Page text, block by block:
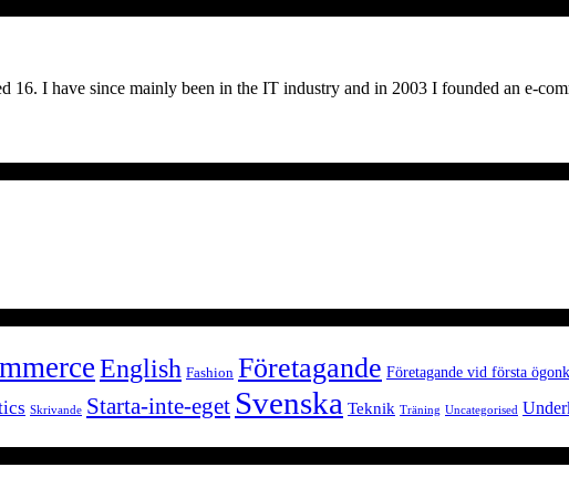
16. I have since mainly been in the IT industry and in 2003 I founded an e-
English Fashion Företagande Företagande vid första
Skrivande Starta-inte-eget Svenska Teknik Träning Uncategorised